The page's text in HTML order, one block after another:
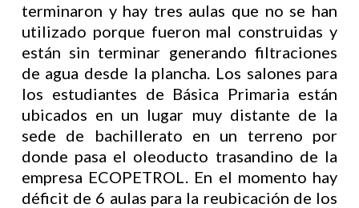
terminaron y hay tres aulas que no se han
utilizado porque fueron mal construidas y
están sin terminar generando filtraciones
de agua desde la plancha. Los salones para
los estudiantes de Básica Primaria están
ubicados en un lugar muy distante de la
sede de bachillerato en un terreno por
donde pasa el oleoducto trasandino de la
empresa ECOPETROL. En el momento hay
déficit de 6 aulas para la reubicación de los